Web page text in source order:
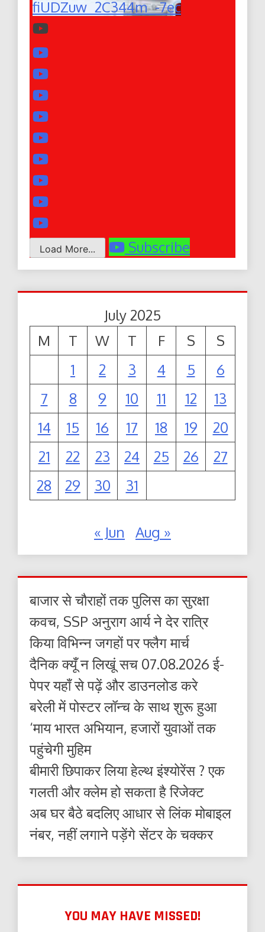
fiUDZuw_2C344m_-7ec
Load More... Subscribe
July 2025
M
T W T F S
S
1
2 3 4 5
6
7
8 9 10 11 12
13
14
15 16 17 18 19
20
21
22 23 24 25 26
27
28
29 30 31
« Jun Aug »
बाजार से चौराहों तक पुलिस का सुरक्षा
कवच, SSP अनुराग आर्य ने देर रात्रि
किया विभिन्न जगहों पर फ्लैग मार्च
दैनिक क्यूँ न लिखूं सच 07.08.2026 ई-
पेपर यहाँ से पढ़ें और डाउनलोड करे
बरेली में पोस्टर लॉन्च के साथ शुरू हुआ
‘माय भारत अभियान, हजारों युवाओं तक
पहुंचेगी मुहिम
बीमारी छिपाकर लिया हेल्थ इंश्योरेंस ? एक
गलती और क्लेम हो सकता है रिजेक्ट
अब घर बैठे बदलिए आधार से लिंक मोबाइल
नंबर, नहीं लगाने पड़ेंगे सेंटर के चक्कर
YOU MAY HAVE MISSED!